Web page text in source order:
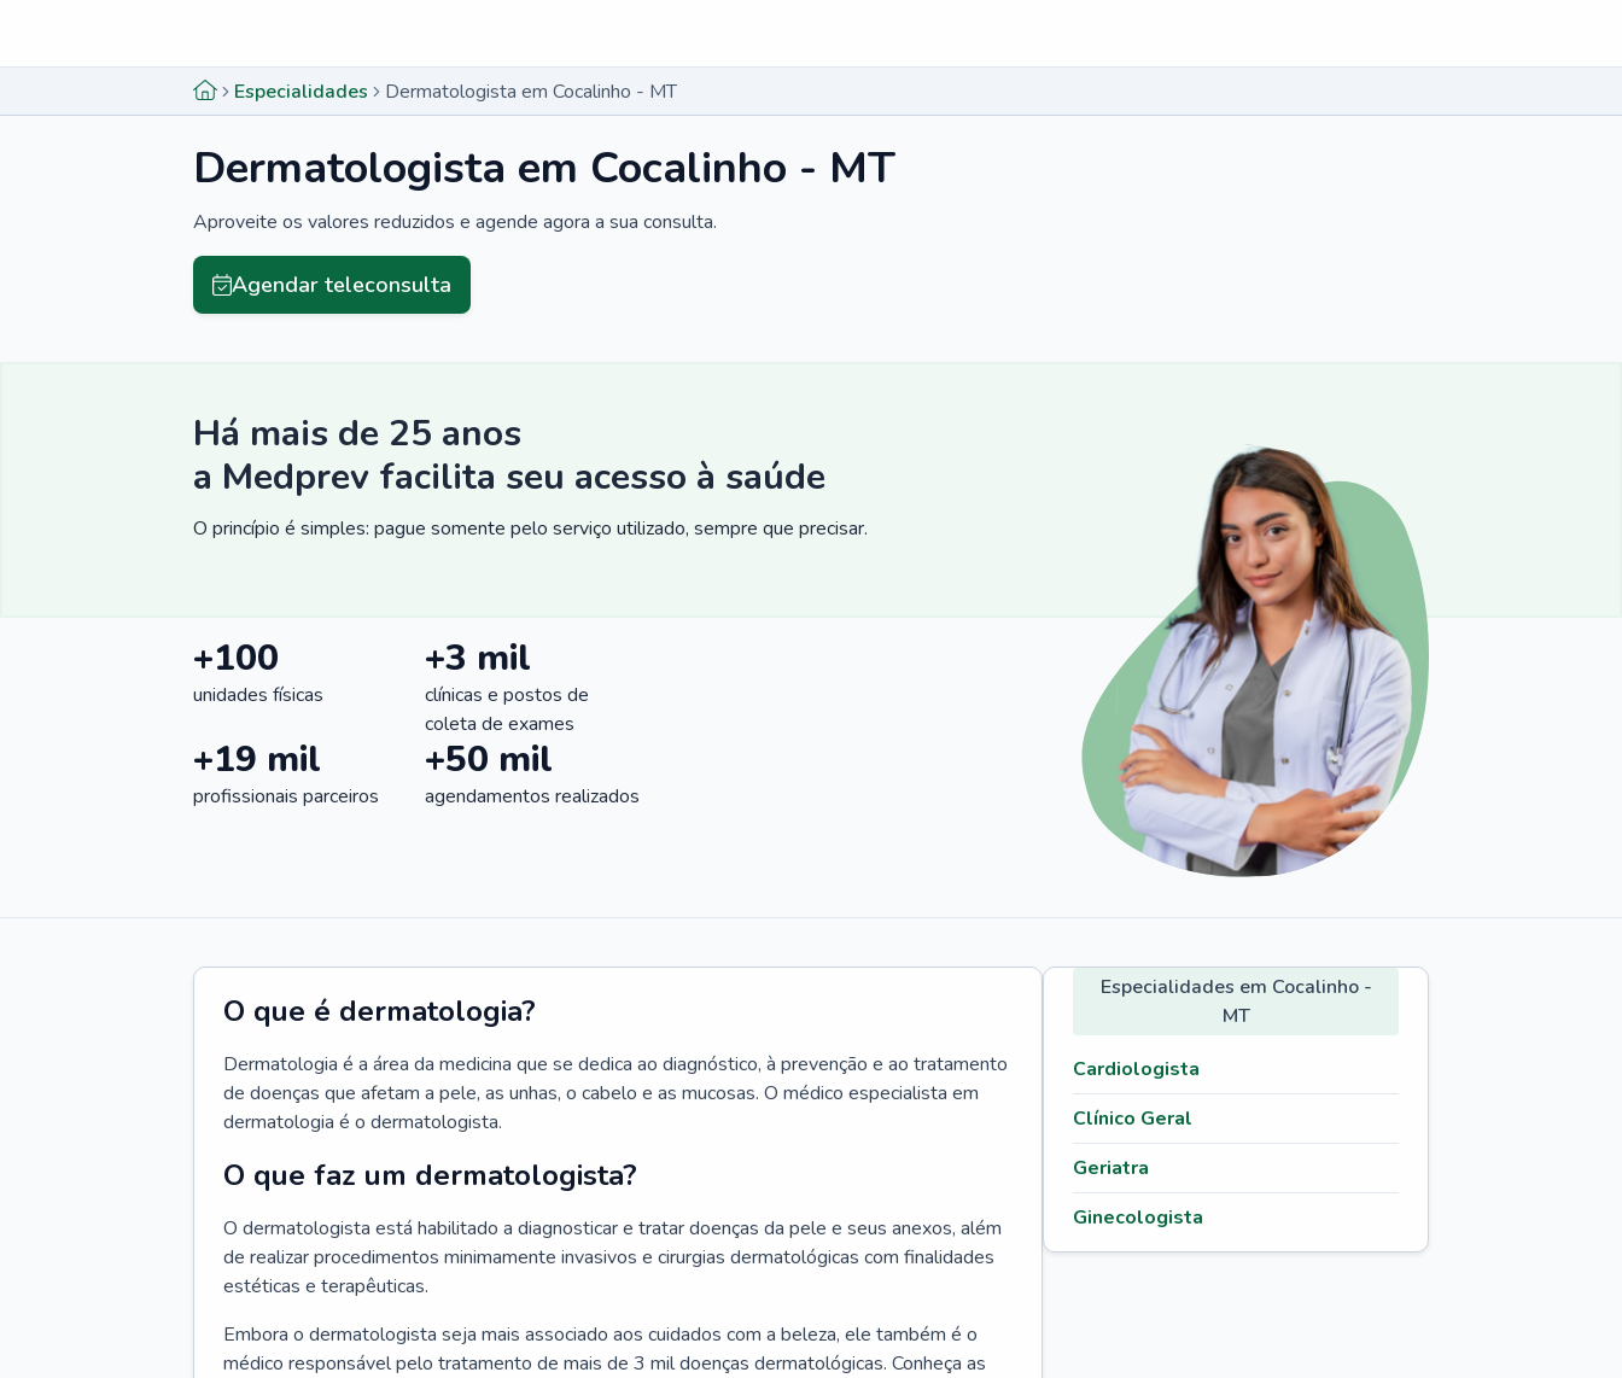
Especialidades Dermatologista em Cocalinho - MT
Dermatologista em Cocalinho - MT
Aproveite os valores reduzidos e agende agora a sua consulta.
Agendar teleconsulta
Há mais de 25 anos
a Medprev facilita seu acesso à saúde
O princípio é simples: pague somente pelo serviço utilizado, sempre que precisar.
+100
unidades físicas
+3 mil
clínicas e postos de
coleta de exames
+19 mil
profissionais parceiros
+50 mil
agendamentos realizados
O que é dermatologia?
Dermatologia é a área da medicina que se dedica ao diagnóstico, à prevenção e ao tratamento
de doenças que afetam a pele, as unhas, o cabelo e as mucosas. O médico especialista em
dermatologia é o dermatologista.
O que faz um dermatologista?
O dermatologista está habilitado a diagnosticar e tratar doenças da pele e seus anexos, além
de realizar procedimentos minimamente invasivos e cirurgias dermatológicas com finalidades
estéticas e terapêuticas.
Embora o dermatologista seja mais associado aos cuidados com a beleza, ele também é o
médico responsável pelo tratamento de mais de 3 mil doenças dermatológicas. Conheça as
Especialidades em Cocalinho -
MT
Cardiologista
Clínico Geral
Geriatra
Ginecologista